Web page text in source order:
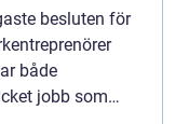
besluten för
både
jobb som